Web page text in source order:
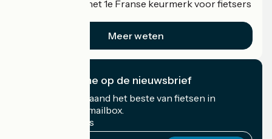
Accueil Vélo is het 1e Franse keurmerk voor fietsers
Meer weten
Ik abonneer me op de nieuwsbrief
Ontvang elke maand het beste van fietsen in
Frankrijk in uw mailbox.
Mijn e-mailadres